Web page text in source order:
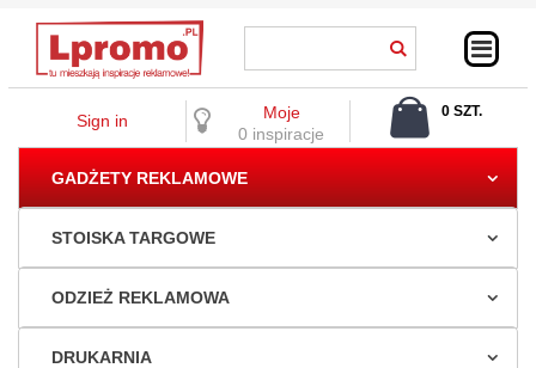
Sign in
Moje
0 inspiracje
0 SZT.
GADŻETY REKLAMOWE
STOISKA TARGOWE
ODZIEŻ REKLAMOWA
DRUKARNIA